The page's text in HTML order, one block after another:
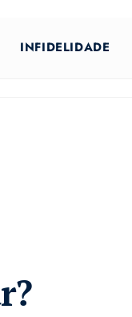
INFIDELIDADE